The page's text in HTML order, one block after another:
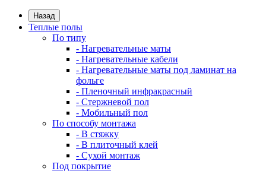
Назад
Теплые полы
По типу
- Нагревательные маты
- Нагревательные кабели
- Нагревательные маты под ламинат на
фольге
- Пленочный инфракрасный
- Стержневой пол
- Мобильный пол
По способу монтажа
- В стяжку
- В плиточный клей
- Сухой монтаж
Под покрытие